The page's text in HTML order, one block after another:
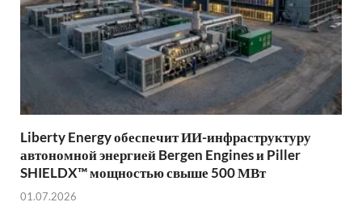
Liberty Energy обеспечит ИИ-инфраструктуру
автономной энергией Bergen Engines и Piller
SHIELDX™ мощностью свыше 500 МВт
01.07.2026